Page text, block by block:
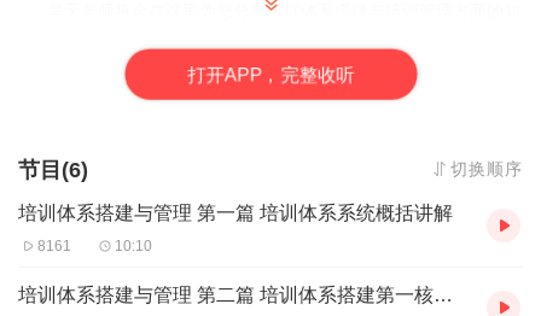
昊天老师将会在这里为您分享培训体系搭建与培训管理方面的知
享、打赏。加微信：996695898 可与昊天老师深入探讨。加微信并
愿意为所学知识付费者可申请加入免费探讨学习交流群，在群里可
打开APP，完整收听
节目(6) 切换顺序
培训体系搭建与管理 第一篇 培训体系系统概括讲解
8161 10:10
培训体系搭建与管理 第二篇 培训体系搭建第一核心部分讲师体系搭建